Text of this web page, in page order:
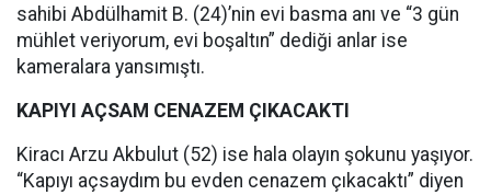
sahibi Abdülhamit B. (24)’nin evi basma anı ve “3 gün
mühlet veriyorum, evi boşaltın” dediği anlar ise
kameralara yansımıştı.
KAPIYI AÇSAM CENAZEM ÇIKACAKTI
Kiracı Arzu Akbulut (52) ise hala olayın şokunu yaşıyor.
“Kapıyı açsaydım bu evden cenazem çıkacaktı” diyen